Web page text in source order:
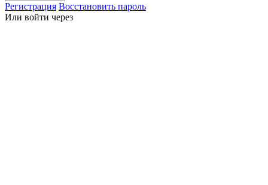
Регистрация Восстановить пароль
Или войти через